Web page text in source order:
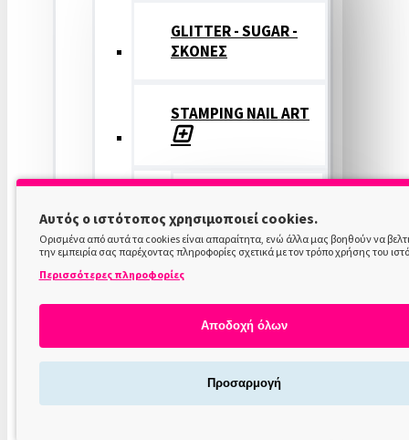
GLITTER - SUGAR -
ΣΚΟΝΕΣ
STAMPING NAIL ART
COLOR
ΝΥΧΙΩΝ
ΣΦΡΑΓΙΔΕΣ
ΝΥΧΙΩΝ
Αυτός ο ιστότοπος χρησιμοποιεί cookies.
Ορισμένα από αυτά τα cookies είναι απαραίτητα, ενώ άλλα μας βοηθούν να
την εμπειρία σας παρέχοντας πληροφορίες σχετικά με τον τρόπο χρήσης του
Περισσότερες πληροφορίες
Αποδοχή όλων
Προσαρμογή